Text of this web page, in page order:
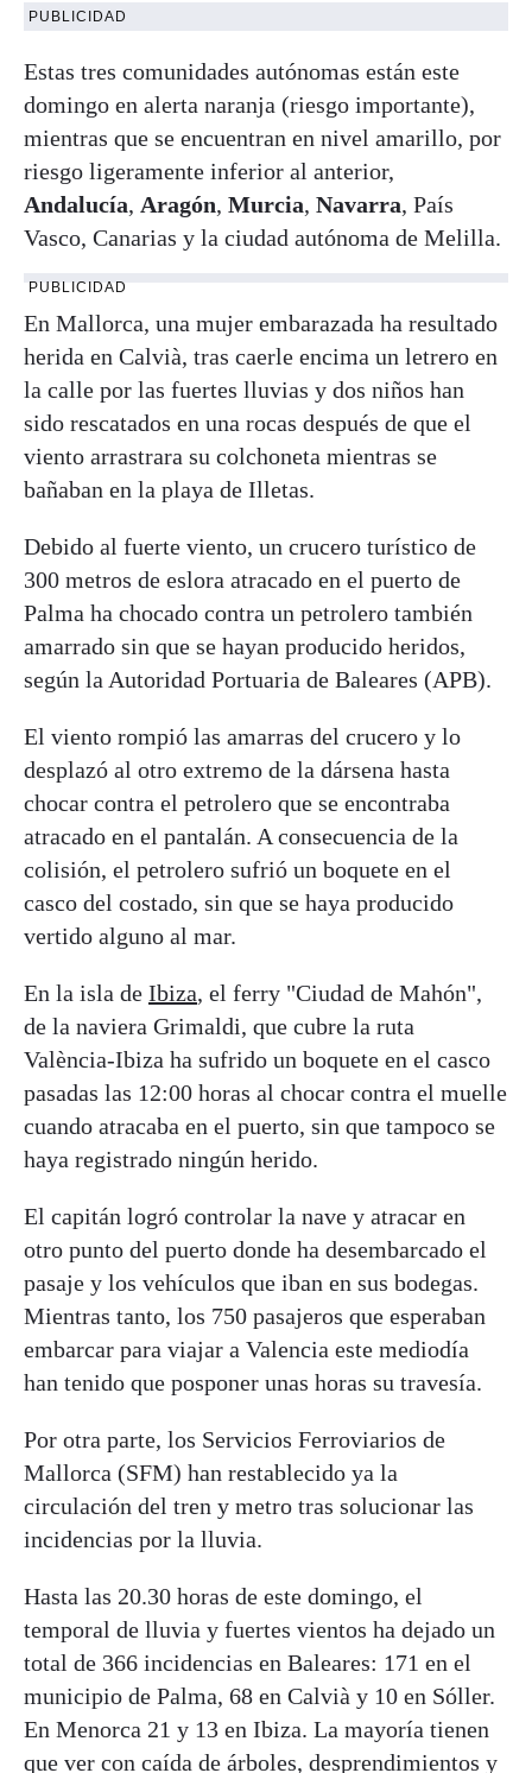
PUBLICIDAD
Estas tres comunidades autónomas están este
domingo en alerta naranja (riesgo importante),
mientras que se encuentran en nivel amarillo, por
riesgo ligeramente inferior al anterior,
Andalucía, Aragón, Murcia, Navarra, País
Vasco, Canarias y la ciudad autónoma de Melilla.
PUBLICIDAD
En Mallorca, una mujer embarazada ha resultado
herida en Calvià, tras caerle encima un letrero en
la calle por las fuertes lluvias y dos niños han
sido rescatados en una rocas después de que el
viento arrastrara su colchoneta mientras se
bañaban en la playa de Illetas.
Debido al fuerte viento, un crucero turístico de
300 metros de eslora atracado en el puerto de
Palma ha chocado contra un petrolero también
amarrado sin que se hayan producido heridos,
según la Autoridad Portuaria de Baleares (APB).
El viento rompió las amarras del crucero y lo
desplazó al otro extremo de la dársena hasta
chocar contra el petrolero que se encontraba
atracado en el pantalán. A consecuencia de la
colisión, el petrolero sufrió un boquete en el
casco del costado, sin que se haya producido
vertido alguno al mar.
En la isla de Ibiza, el ferry "Ciudad de Mahón",
de la naviera Grimaldi, que cubre la ruta
València-Ibiza ha sufrido un boquete en el casco
pasadas las 12:00 horas al chocar contra el muelle
cuando atracaba en el puerto, sin que tampoco se
haya registrado ningún herido.
El capitán logró controlar la nave y atracar en
otro punto del puerto donde ha desembarcado el
pasaje y los vehículos que iban en sus bodegas.
Mientras tanto, los 750 pasajeros que esperaban
embarcar para viajar a Valencia este mediodía
han tenido que posponer unas horas su travesía.
Por otra parte, los Servicios Ferroviarios de
Mallorca (SFM) han restablecido ya la
circulación del tren y metro tras solucionar las
incidencias por la lluvia.
Hasta las 20.30 horas de este domingo, el
temporal de lluvia y fuertes vientos ha dejado un
total de 366 incidencias en Baleares: 171 en el
municipio de Palma, 68 en Calvià y 10 en Sóller.
En Menorca 21 y 13 en Ibiza. La mayoría tienen
que ver con caída de árboles, desprendimientos y